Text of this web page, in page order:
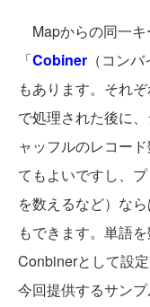
Mapからの同一キ
「Cobiner （コン
もあります。それ
で処理された後に
ャッフルのレコー
てもよいですし、
を数えるなど）な
もできます。単語
Conbinerとして設
今回提供するサンプ